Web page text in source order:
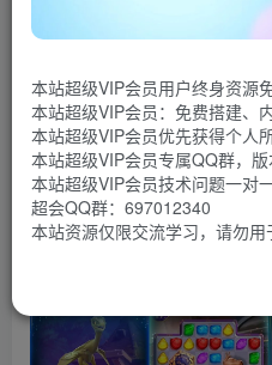
妙不可言的魔法世界！来证
更加困难的三消关卡。在准备
时，抓住机会升级你的魔咒。
已修改锁定金币，爱心，
爱心即可看到。会回档，请断
本站超级VIP会员用户终身资源
本站超级VIP会员：免费搭建、
本站超级VIP会员优先获得个人
本站超级VIP会员专属QQ群，
本站超级VIP会员技术问题一对
超会QQ群：697012340
本站资源仅限交流学习，请勿用